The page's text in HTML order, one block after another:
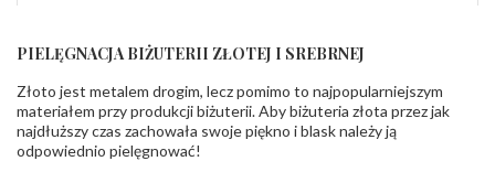
INNE PARAMETRY
Producent
odpowiedzialny:
Łazur sp.j. Kowalowy 134 38-200 Jasło; NIP:
6850004631; tel.13 44 56 100;
biuro@obraczki.pl ,PZ Stelmach Sp. z o.o. ul.
Północna 22 45-805 Opole; NIP 7542889545;
Tel. +48 77 54 90 100; biuro@stelmach.pl
PIELĘGNACJA BIŻUTERII ZŁOTEJ I SREBRNEJ
Złoto jest metalem drogim, lecz pomimo to najpopularniejszym
materiałem przy produkcji biżuterii. Aby biżuteria złota przez jak
najdłuższy czas zachowała swoje piękno i blask należy ją
odpowiednio pielęgnować!